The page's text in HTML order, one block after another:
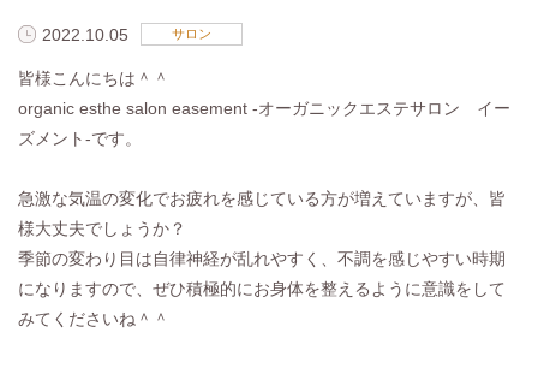
2022.10.05 サロン
皆様こんにちは＾＾
organic esthe salon easement -オーガニックエステサロン イー
ズメント-です。
急激な気温の変化でお疲れを感じている方が増えていますが、皆
様大丈夫でしょうか？
季節の変わり目は自律神経が乱れやすく、不調を感じやすい時期
になりますので、ぜひ積極的にお身体を整えるように意識をして
みてくださいね＾＾